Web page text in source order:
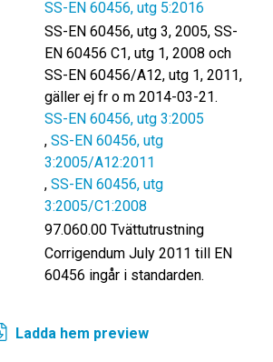
SS-EN 60456, utg 5:2016
SS-EN 60456, utg 3, 2005, SS-
EN 60456 C1, utg 1, 2008 och
SS-EN 60456/A12, utg 1, 2011,
gäller ej fr o m 2014-03-21.
SS-EN 60456, utg 3:2005
, SS-EN 60456, utg
3:2005/A12:2011
, SS-EN 60456, utg
3:2005/C1:2008
97.060.00 Tvättutrustning
Corrigendum July 2011 till EN
60456 ingår i standarden.
Ladda hem preview